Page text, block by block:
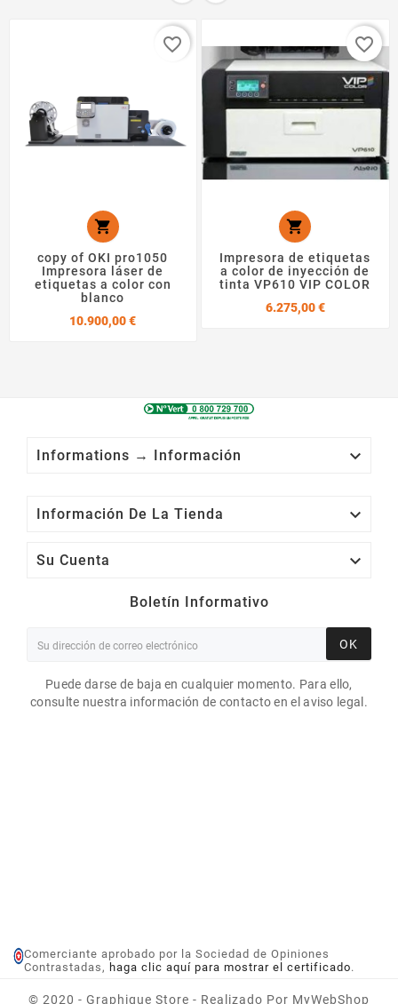

copy of OKI pro1050
Impresora láser de
etiquetas a color con
blanco
10.900,00 €Precio
favorite_border

Impresora de etiquetas
a color de inyección de
tinta VP610 VIP COLOR
6.275,00 €Precio
favorite_border
GARANTÍA EPSON COVER
Informations → Información 
Información De La Tienda 
Su Cuenta 
Boletín Informativo
OK
Puede darse de baja en cualquier momento. Para ello,
consulte nuestra información de contacto en el aviso legal.
Comerciante aprobado por la Sociedad de Opiniones
Contrastadas, haga clic aquí para mostrar el certificado.
© 2020 - Graphique Store - Realizado Por MyWebShop